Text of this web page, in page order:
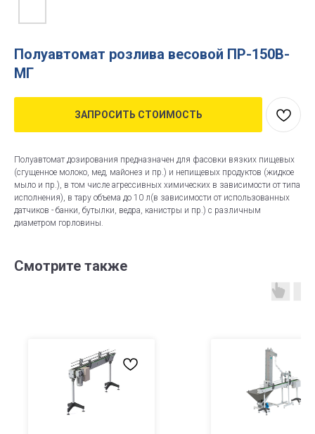
Полуавтомат розлива весовой ПР-150В-
МГ
ЗАПРОСИТЬ СТОИМОСТЬ
Полуавтомат дозирования предназначен для фасовки вязких пищевых
(сгущенное молоко, мед, майонез и пр.) и непищевых продуктов (жидкое
мыло и пр.), в том числе агрессивных химических в зависимости от типа
исполнения), в тару объема до 10 л(в зависимости от использованных
датчиков - банки, бутылки, ведра, канистры и пр.) с различным
диаметром горловины.
Смотрите также